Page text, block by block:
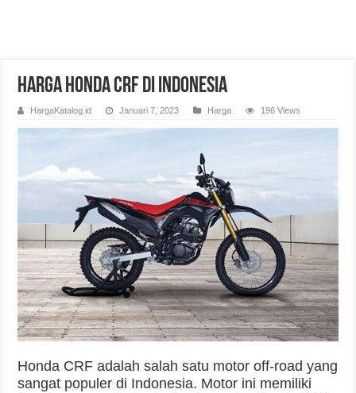
Harga Honda CRF di Indonesia
HargaKatalog.id Januari 7, 2023 Harga 196 Views
Honda CRF adalah salah satu motor off-road yang
sangat populer di Indonesia. Motor ini memiliki